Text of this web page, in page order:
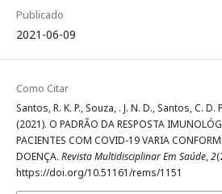
Publicado
2021-06-09
Como Citar
Santos, R. K. P., Souza, . J. N. D., Santos, C. D.
(2021). O PADRÃO DA RESPOSTA
PACIENTES COM COVID-19 VARIA
DOENÇA. Revista Multidisciplinar Em Saúde,2
https://doi.org/10.51161/rems/1151